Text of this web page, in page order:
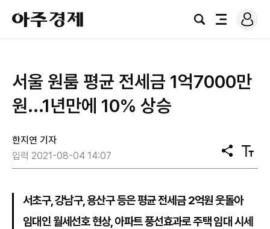
아
주
경
검
전
로
그
서울 원룸 평균 전세금 1억7000만
원...1년만에 10% 상승
한지연 기자
입력 2021-08-04 14:07
공
유
텍
스
서초구, 강남구, 용산구 등은 평균 전세금 2억원 웃돌아
임대인 월세선호 현상, 아파트 풍선효과로 주택 임대 시세